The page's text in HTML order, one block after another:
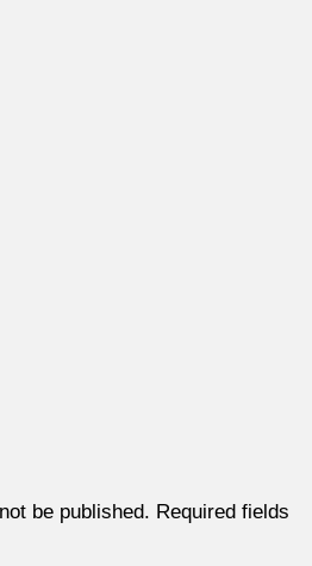
be published. Required fields